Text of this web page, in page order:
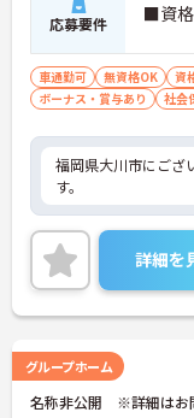
応募要件 ■資
車通勤可 無資格OK 資
ボーナス・賞与あり
社会
福岡県大川市にござ
す。
詳細を
グループホーム
名称非公開 ※詳細はお